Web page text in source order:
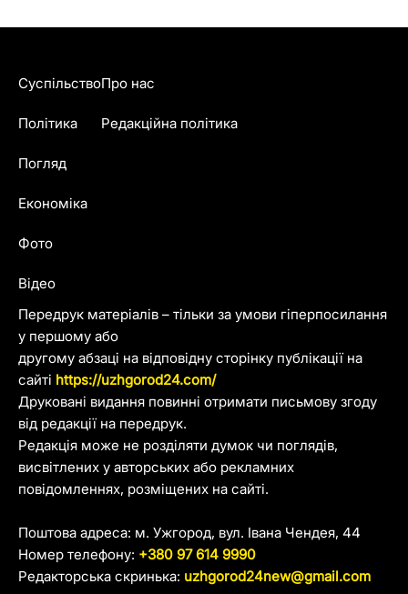
Передрук матеріалів – тільки за умови гіперпосилання
у першому або
другому абзаці на відповідну сторінку публікації на
сайті https://uzhgorod24.com/
Друковані видання повинні отримати письмову згоду
від редакції на передрук.
Редакція може не розділяти думок чи поглядів,
висвітлених у авторських або рекламних
повідомленнях, розміщених на сайті.
Поштова адреса: м. Ужгород, вул. Івана Чендея, 44
Номер телефону: +380 97 614 9990
Редакторська скринька: uzhgorod24new@gmail.com
Суспільство
Політика
Погляд
Економіка
Фото
Відео
Про нас
Редакційна політика